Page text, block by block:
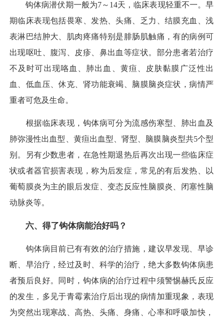
钩体病潜伏期一般为7～14天，临床表现轻重不一。早
期临床表现包括畏寒、发热、头痛、乏力、结膜充血、浅
表淋巴结肿大、肌肉疼痛特别是腓肠肌触痛，有的病例可
出现呕吐、腹泻、皮疹、鼻出血等症状。部分患者若治疗
不及时可出现咯血、肺出血、黄疸、皮肤黏膜广泛性出
血、低血压、休克、肾功能衰竭、脑膜脑炎症状，病情严
重者可危及生命。
根据临床表现，钩体病可分为流感伤寒型、肺出血及
肺弥漫性出血型、黄疸出血型、肾型、脑膜脑炎型共5个型
别。另有少数患者，在急性期退热后再次出现一些临床症
状或者器官损害表现，称为后发症，常见的有后发热、以
葡萄膜炎为主的眼后发症、变态反应性脑膜炎、闭塞性脑
动脉炎等。
六、得了钩体病能治好吗？
钩体病目前已有有效的治疗措施，建议早发现、早诊
断、早治疗，经过及时、科学的治疗，绝大多数钩体病患
者预后良好。同时，钩体病的治疗过程中须警惕赫氏反应
的发生，多见于青霉素治疗后出现的病情加重现象，表现
为突然出现寒战、高热、头痛、身痛、心率和呼吸加快，